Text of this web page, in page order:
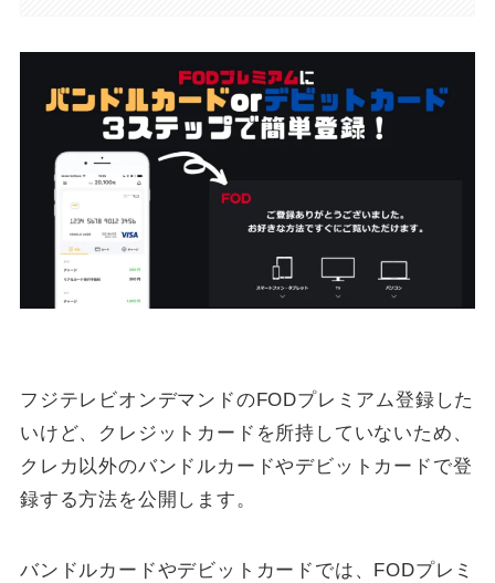
フジテレビオンデマンドのFODプレミアム登録した
いけど、クレジットカードを所持していないため、
クレカ以外のバンドルカードやデビットカードで登
録する方法を公開します。
バンドルカードやデビットカードでは、FODプレミ